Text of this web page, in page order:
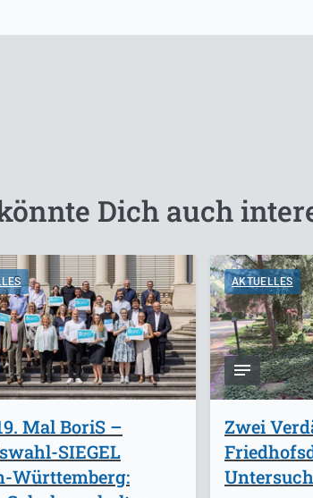
Dich auch
Mal BoriS –
SIEGEL
Württemberg:
AKTUELLES
Zwei